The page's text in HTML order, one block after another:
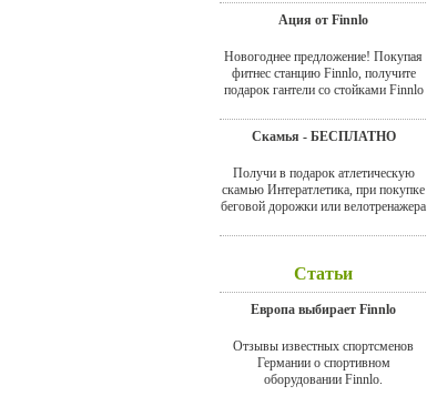
Ация от Finnlo
Новогоднее предложение! Покупая
фитнес станцию Finnlo, получите
подарок гантели со стойками Finnlo
Скамья - БЕСПЛАТНО
Получи в подарок атлетическую
скамью Интератлетика, при покупке
беговой дорожки или велотренажера
Статьи
Европа выбирает Finnlo
Отзывы известных спортсменов
Германии о спортивном
оборудовании Finnlo.